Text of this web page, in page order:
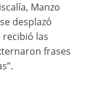
Manzo
desplazó
las
frases